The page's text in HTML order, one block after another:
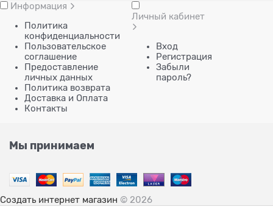
Информация
Политика
конфиденциальности
Пользовательское
соглашение
Предоставление
личных данных
Политика возврата
Доставка и Оплата
Контакты
Личный кабинет
Вход
Регистрация
Забыли
пароль?
Мы принимаем
Создать интернет магазин © 2026